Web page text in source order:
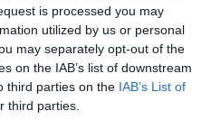
is processed you may
utilized by us or personal
may separately opt-out of the
on the IAB’s list of downstream
third parties on the IAB’s List of
third parties.
di